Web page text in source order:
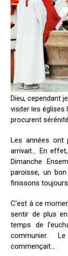
Dieu, cependant
visiter les églises
procurent
Les années ont
arrivait... En
Dimanche
paroisse, un
finissons
C'est à ce
sentir de plus
temps de
communier.
commençait...